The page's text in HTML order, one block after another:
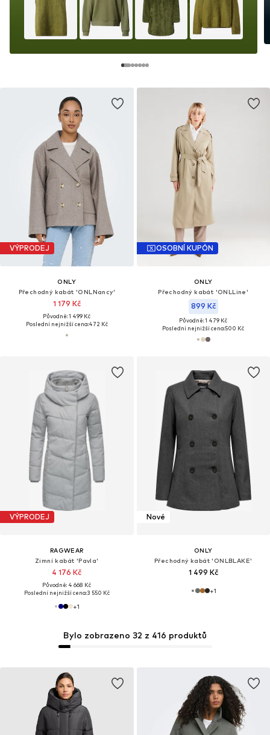
VÝPRODEJ
ONLY
Přechodný kabát 'ONLNancy'
1 179 Kč
Původně: 1 499 Kč
Poslední nejnižší cena:472 Kč
OSOBNÍ KUPÓN
ONLY
Přechodný kabát 'ONLLine'
899 Kč
Původně: 1 479 Kč
Poslední nejnižší cena:500 Kč
VÝPRODEJ
RAGWEAR
Zimní kabát 'Pavla'
4 176 Kč
Původně: 4 668 Kč
Poslední nejnižší cena:3 550 Kč
+1
Nové
ONLY
Přechodný kabát 'ONLBLAKE'
1 499 Kč
+1
Bylo zobrazeno 32 z 416 produktů